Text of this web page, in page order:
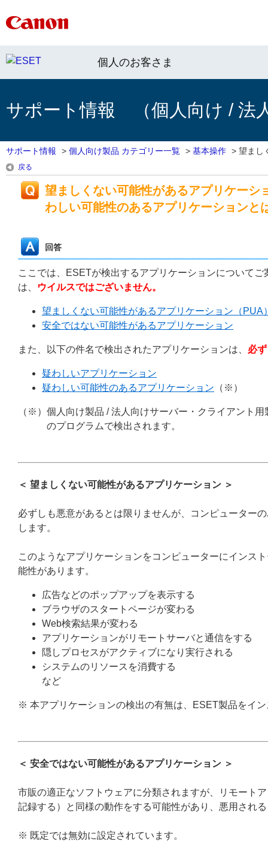
個人のお客さま
サポート情報 （個人向け / 法
サポート情報 > 個人向け製品 カテゴリー一覧 > 基本操作 > 望まし
戻る
望ましくない可能性があるアプリケーシ
わしい可能性のあるアプリケーションと
回答
ここでは、ESETが検出するアプリケーションについて
は、
ウイルスではございません。
望ましくない可能性があるアプリケーション（PUA
安全ではない可能性があるアプリケーション
また、以下の件名で検出されたアプリケーションは、 必
疑わしいアプリケーション
疑わしい可能性のあるアプリケーション （※）
（※）個人向け製品 / 法人向けサーバー・クライアント
のプログラムで検出されます。
＜ 望ましくない可能性があるアプリケーション ＞
必ずしも悪意があるとは限りませんが、コンピューター
します。
このようなアプリケーションをコンピューターにインス
能性があります。
広告などのポップアップを表示する
ブラウザのスタートページが変わる
Web検索結果が変わる
アプリケーションがリモートサーバと通信をする
隠しプロセスがアクティブになり実行される
システムのリソースを消費する
など
※ 本アプリケーションの検出の有無は、ESET製品をイ
＜ 安全ではない可能性があるアプリケーション ＞
市販の適正なソフトウェアに分類されますが、リモート
記録する）と同様の動作をする可能性があり、悪用され
※ 既定では無効に設定されています。